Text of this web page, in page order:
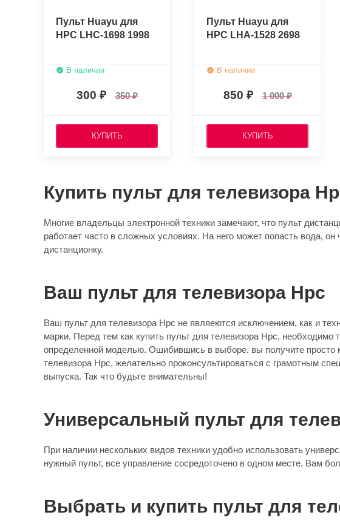
Пульт Huayu для
HPC LHC-1698 1998
В наличии
300 350
КУПИТЬ
Пульт Huayu для
HPC LHA-1528 2698
В наличии
850 1 000
КУПИТЬ
Купить пульт для телевизора
Многие владельцы электронной техники замечают, что пульт
работает часто в сложных условиях. На него может попасть вода,
дистанционку.
Ваш пульт для телевизора Hpc
Ваш пульт для телевизора Hpc не являеются исключением, как и
марки. Перед тем как купить пульт для телевизора Hpc,
определенной моделью. Ошибившись в выборе, вы получите просто
телевизора Hpc, желательно проконсультироваться с грамотным
выпуска. Так что будьте внимательны!
Универсальный пульт для
При наличии нескольких видов техники удобно использовать
нужный пульт, все управление сосредоточено в одном месте. Вам
Выбрать и купить пульт для